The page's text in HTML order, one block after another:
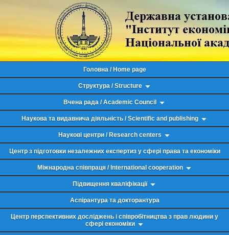
Головна / Home page
Структура / Structure
Вчена рада / Academic Council
Наукова та видавнича діяльність / Scientific and publishing
Наукові центри / Research centers
Центр з підготовки незалежних експертиз у сфері права та економіки
Міжнародна співпраця / International cooperation
Підвищення кваліфікації
Аспірантура та докторантура
Центр перспективних досліджень і співробітництва з прав людини у
сфері економіки